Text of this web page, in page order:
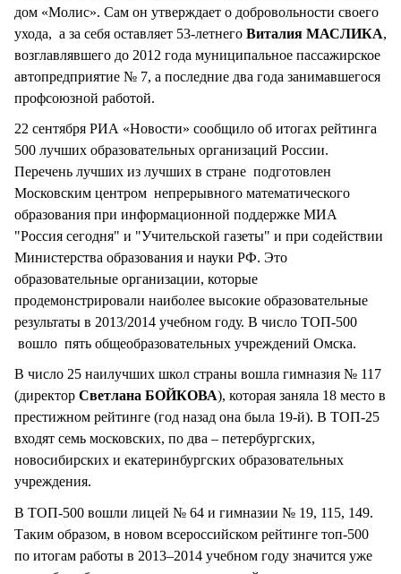
дом «Молис». Сам он утверждает о добровольности своего
ухода, а за себя оставляет 53-летнего Виталия МАСЛИКА,
возглавлявшего до 2012 года муниципальное пассажирское
автопредприятие № 7, а последние два года занимавшегося
профсоюзной работой.
22 сентября РИА «Новости» сообщило об итогах рейтинга
500 лучших образовательных организаций России.
Перечень лучших из лучших в стране подготовлен
Московским центром непрерывного математического
образования при информационной поддержке МИА
"Россия сегодня" и "Учительской газеты" и при содействии
Министерства образования и науки РФ. Это
образовательные организации, которые
продемонстрировали наиболее высокие образовательные
результаты в 2013/2014 учебном году. В число ТОП-500
вошло пять общеобразовательных учреждений Омска.
В число 25 наилучших школ страны вошла гимназия № 117
(директор Светлана БОЙКОВА), которая заняла 18 место в
престижном рейтинге (год назад она была 19-й). В ТОП-25
входят семь московских, по два – петербургских,
новосибирских и екатеринбургских образовательных
учреждения.
В ТОП-500 вошли лицей № 64 и гимназии № 19, 115, 149.
Таким образом, в новом всероссийском рейтинге топ-500
по итогам работы в 2013–2014 учебном году значится уже